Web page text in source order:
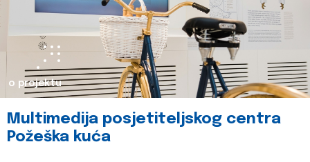
o projektu
Multimedija posjetiteljskog centra
Požeška kuća